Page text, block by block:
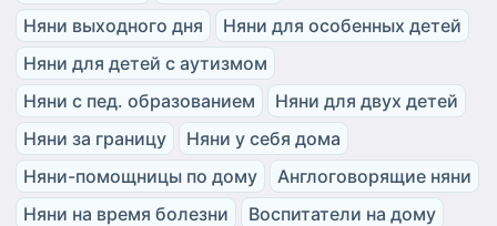
Няни выходного дня
Няни для особенных детей
Няни для детей с аутизмом
Няни с пед. образованием
Няни для двух детей
Няни за границу
Няни у себя дома
Няни-помощницы по дому
Англоговорящие няни
Няни на время болезни
Воспитатели на дому